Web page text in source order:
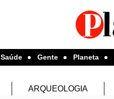
Saúde Gente Planeta
ARQUEOLOGIA